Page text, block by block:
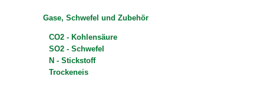
Gase, Schwefel und Zubehör
CO2 - Kohlensäure
SO2 - Schwefel
N - Stickstoff
Trockeneis